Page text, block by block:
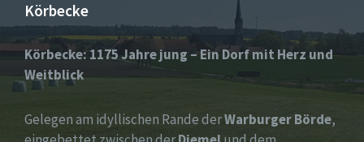
Körbecke
Körbecke: 1175 Jahre jung – Ein Dorf mit Herz und
Weitblick
Gelegen am idyllischen Rande derWarburger Börde,